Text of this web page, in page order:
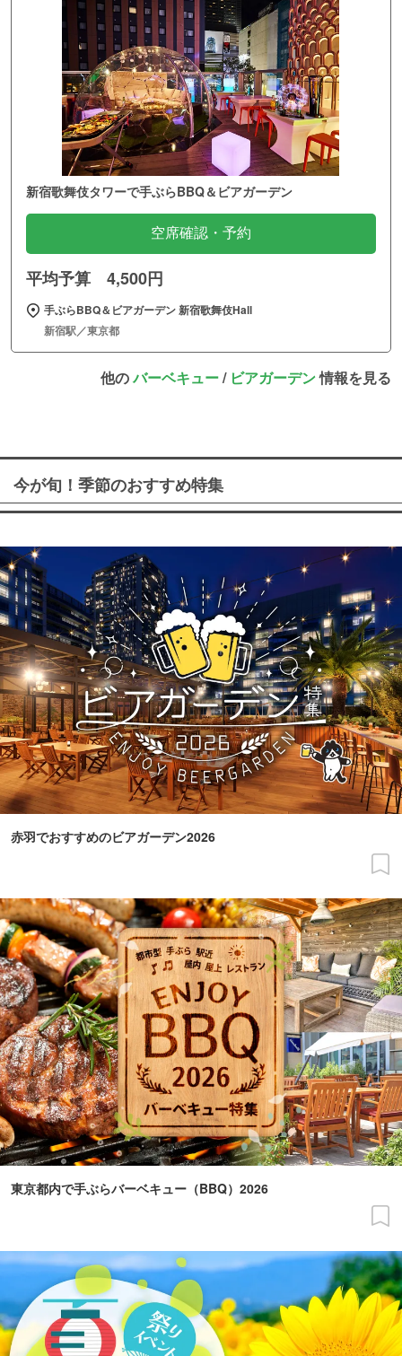
新宿歌舞伎タワーで手ぶらBBQ＆ビアガーデン
空席確認・予約
平均予算 4,500円
手ぶらBBQ＆ビアガーデン 新宿歌舞伎Hall
新宿駅／東京都
他のバーベキュー/ ビアガーデン情報を見る
今が旬！季節のおすすめ特集
赤羽でおすすめのビアガーデン2026
東京都内で手ぶらバーベキュー（BBQ）2026